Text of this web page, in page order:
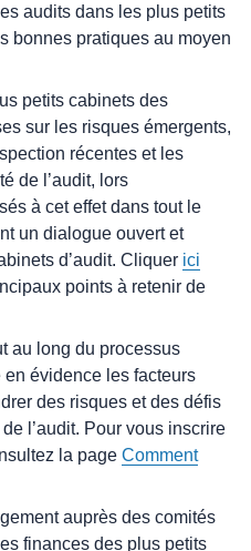
audits dans les plus petits
bonnes pratiques au moyen
petits cabinets des
sur les risques émergents,
récentes et les
de l’audit, lors
à cet effet dans tout le
un dialogue ouvert et
d’audit. Cliquer ici
points à retenir de
au long du processus
en évidence les facteurs
des risques et des défis
l’audit. Pour vous inscrire
la pageComment
auprès des comités
finances des plus petits